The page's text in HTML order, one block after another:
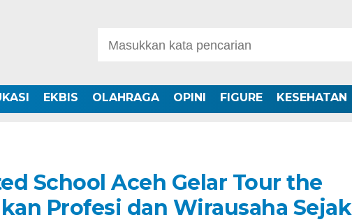
EKBIS OLAHRAGA OPINI FIGURE KESEHATAN
School Aceh Gelar Tour the
Profesi dan Wirausaha Sejak